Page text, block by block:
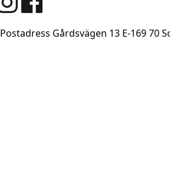
Postadress Gårdsvägen 13 E-169 70